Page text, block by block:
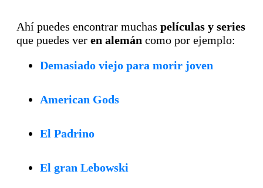
Ahí puedes encontrar muchas películas y series
que puedes ver en alemán como por ejemplo:
Demasiado viejo para morir joven
American Gods
El Padrino
El gran Lebowski